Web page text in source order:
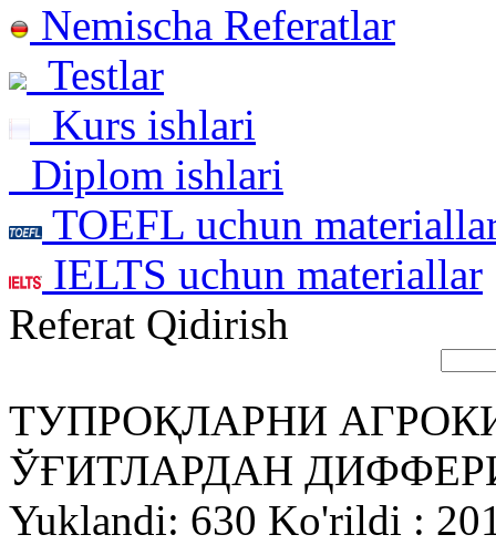
Nemischa Referatlar
Testlar
Kurs ishlari
Diplom ishlari
TOEFL uchun
IELTS uchun materiallar
Referat Qidirish
ТУПРОҚЛАРНИ
ЎҒИТЛАРДАН
Yuklandi: 630 Ko'rildi :